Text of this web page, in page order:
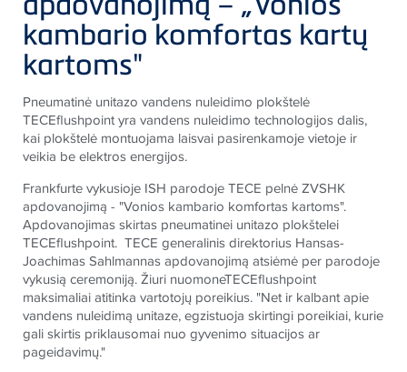
kambario komfortas kartų
kartoms"
Pneumatinė unitazo vandens nuleidimo plokštelė
TECEflushpoint yra vandens nuleidimo technologijos dalis,
kai plokštelė montuojama laisvai pasirenkamoje vietoje ir
veikia be elektros energijos.
Frankfurte vykusioje ISH parodojeTECE pelnė ZVSHK
apdovanojimą - "Vonios kambario komfortas kartoms".
Apdovanojimas skirtas pneumatinei unitazo plokštelei
TECEflushpoint. TECE generalinis direktorius Hansas-
Joachimas Sahlmannas apdovanojimą atsiėmė per parodoje
vykusią ceremoniją. Žiuri nuomoneTECEflushpoint
maksimaliai atitinka vartotojų poreikius. "Net ir kalbant apie
vandens nuleidimą unitaze, egzistuoja skirtingi poreikiai, kurie
gali skirtis priklausomai nuo gyvenimo situacijos ar
pageidavimų."